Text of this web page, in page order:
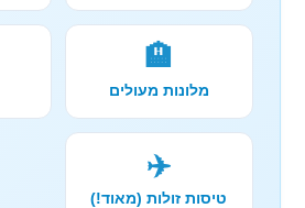
🏨
מלונות מעולים
✈️
טיסות זולות (מאוד!)